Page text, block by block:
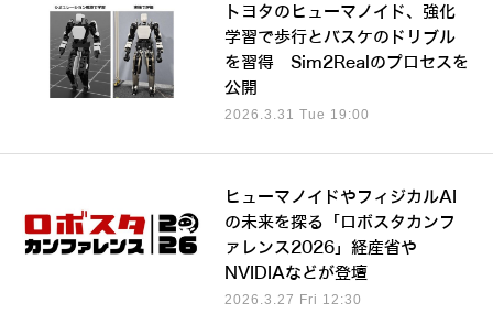
トヨタのヒューマノイド、強化
学習で歩行とバスケのドリブル
を習得 Sim2Realのプロセスを
公開
2026.3.31 Tue 19:00
ヒューマノイドやフィジカルAI
の未来を探る「ロボスタカンフ
ァレンス2026」経産省や
NVIDIAなどが登壇
2026.3.27 Fri 12:30